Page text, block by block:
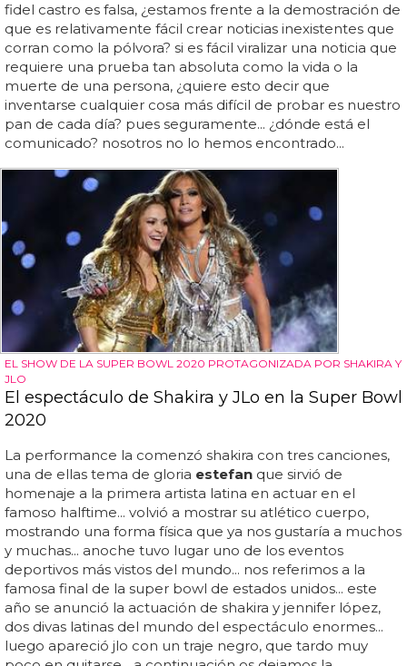
fidel castro es falsa, ¿estamos frente a la demostración de
que es relativamente fácil crear noticias inexistentes que
corran como la pólvora? si es fácil viralizar una noticia que
requiere una prueba tan absoluta como la vida o la
muerte de una persona, ¿quiere esto decir que
inventarse cualquier cosa más difícil de probar es nuestro
pan de cada día? pues seguramente... ¿dónde está el
comunicado? nosotros no lo hemos encontrado...
EL SHOW DE LA SUPER BOWL 2020 PROTAGONIZADA POR SHAKIRA Y
JLO
El espectáculo de Shakira y JLo en la Super Bowl
2020
La performance la comenzó shakira con tres canciones,
una de ellas tema de gloria estefan que sirvió de
homenaje a la primera artista latina en actuar en el
famoso halftime... volvió a mostrar su atlético cuerpo,
mostrando una forma física que ya nos gustaría a muchos
y muchas... anoche tuvo lugar uno de los eventos
deportivos más vistos del mundo... nos referimos a la
famosa final de la super bowl de estados unidos... este
año se anunció la actuación de shakira y jennifer lópez,
dos divas latinas del mundo del espectáculo enormes...
luego apareció jlo con un traje negro, que tardo muy